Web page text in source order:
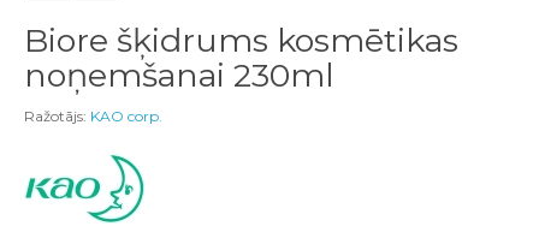
Biore šķidrums kosmētikas
noņemšanai 230ml
Ražotājs: KAO corp.